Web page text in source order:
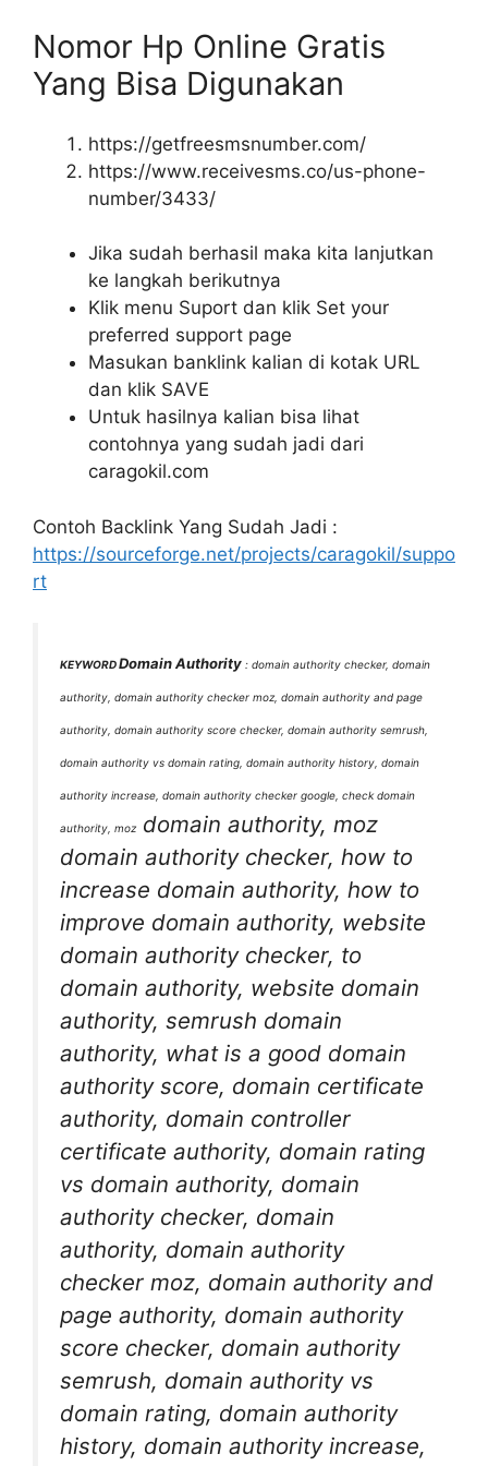
Nomor Hp Online Gratis
Yang Bisa Digunakan
https://getfreesmsnumber.com/
https://www.receivesms.co/us-phone-
number/3433/
Jika sudah berhasil maka kita lanjutkan
ke langkah berikutnya
Klik menu Suport dan klik Set your
preferred support page
Masukan banklink kalian di kotak URL
dan klik SAVE
Untuk hasilnya kalian bisa lihat
contohnya yang sudah jadi dari
caragokil.com
Contoh Backlink Yang Sudah Jadi :
https://sourceforge.net/projects/caragokil/suppo
rt
KEYWORDDomain Authority : domain authority checker, domain
authority, domain authority checker moz, domain authority and page
authority, domain authority score checker, domain authority semrush,
domain authority vs domain rating, domain authority history, domain
authority increase, domain authority checker google, check domain
authority, moz domain authority, moz
domain authority checker, how to
increase domain authority, how to
improve domain authority, website
domain authority checker, to
domain authority, website domain
authority, semrush domain
authority, what is a good domain
authority score, domain certificate
authority, domain controller
certificate authority, domain rating
vs domain authority, domain
authority checker, domain
authority, domain authority
checker moz, domain authority and
page authority, domain authority
score checker, domain authority
semrush, domain authority vs
domain rating, domain authority
history, domain authority increase,